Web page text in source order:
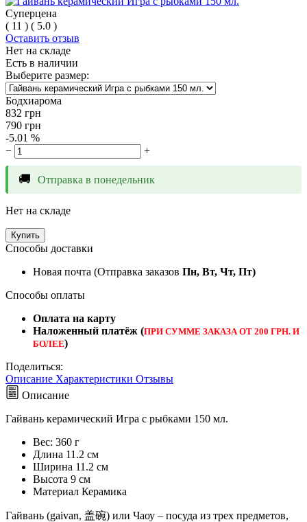
Суперцена
( 11 ) ( 5.0 )
Оставить отзыв
Нет на складе
Есть в наличии
Выберите размер:
Бодхиарома
832 грн
790 грн
-5.01 %
−
+
🚚 Отправка в понедельник
Нет на складе
Купить
Способы доставки
Новая почта (Отправка заказов Пн, Вт, Чт, Пт)
Способы оплаты
Оплата на карту
Наложенный платёж (ПРИ СУММЕ ЗАКАЗА ОТ 200 ГРН. И
БОЛЕЕ)
Поделиться:
Описание Характеристики Отзывы
Описание
Гайвань керамический Игра с рыбками 150 мл.
Вес: 360 г
Длина 11.2 см
Ширина 11.2 см
Высота 9 см
Maтериал Керамика
Гайвань (gaivan, 盖碗) или Чаоу – посуда из трех предметов,